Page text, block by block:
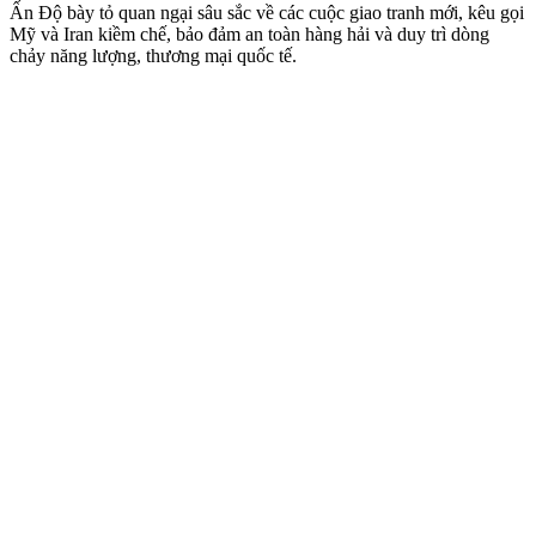
Ấn Độ bày tỏ quan ngại sâu sắc về các cuộc giao tranh mới, kêu gọi
Mỹ và Iran kiềm chế, bảo đảm an toàn hàng hải và duy trì dòng
chảy năng lượng, thương mại quốc tế.